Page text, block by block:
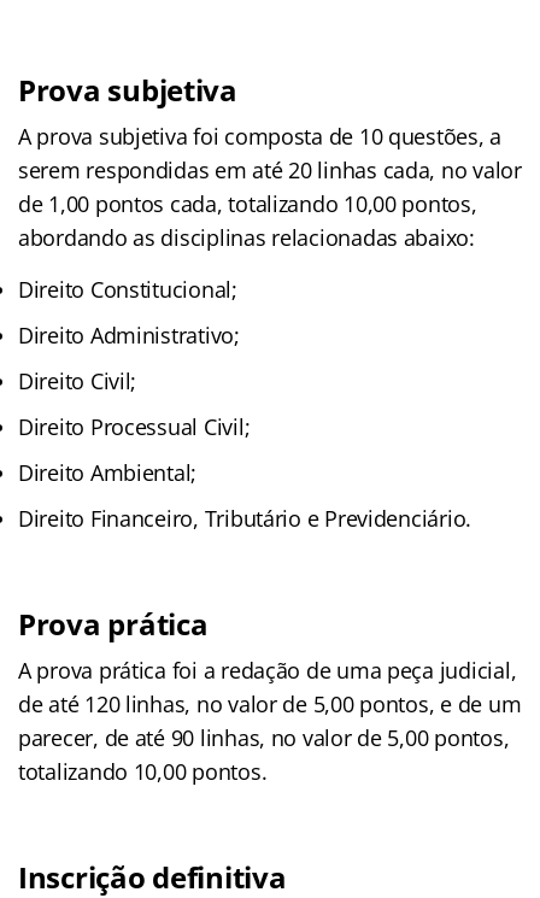
Prova subjetiva
A prova subjetiva foi composta de 10 questões, a
serem respondidas em até 20 linhas cada, no valor
de 1,00 pontos cada, totalizando 10,00 pontos,
abordando as disciplinas relacionadas abaixo:
Direito Constitucional;
Direito Administrativo;
Direito Civil;
Direito Processual Civil;
Direito Ambiental;
Direito Financeiro, Tributário e Previdenciário.
Prova prática
A prova prática foi a redação de uma peça judicial,
de até 120 linhas, no valor de 5,00 pontos, e de um
parecer, de até 90 linhas, no valor de 5,00 pontos,
totalizando 10,00 pontos.
Inscrição definitiva